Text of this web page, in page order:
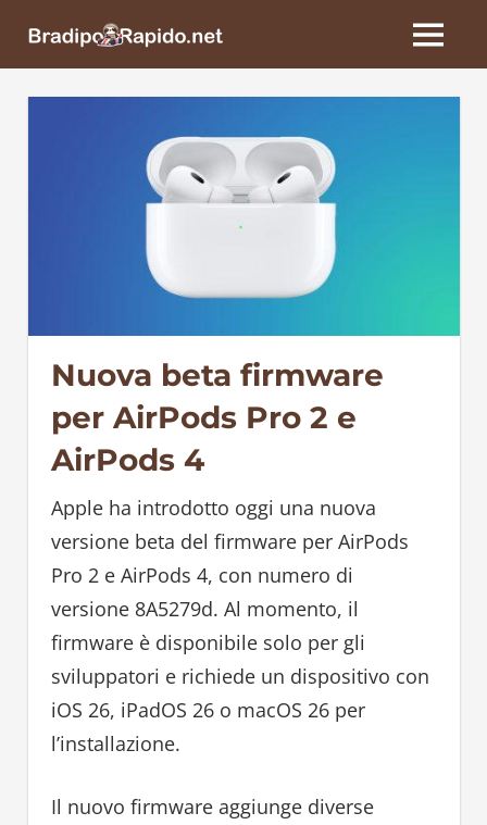
BradipoRapido.net
MENU
Nuova beta firmware
per AirPods Pro 2 e
AirPods 4
Apple ha introdotto oggi una nuova
versione beta del firmware per AirPods
Pro 2 e AirPods 4, con numero di
versione 8A5279d. Al momento, il
firmware è disponibile solo per gli
sviluppatori e richiede un dispositivo con
iOS 26, iPadOS 26 o macOS 26 per
l’installazione.
Il nuovo firmware aggiunge diverse